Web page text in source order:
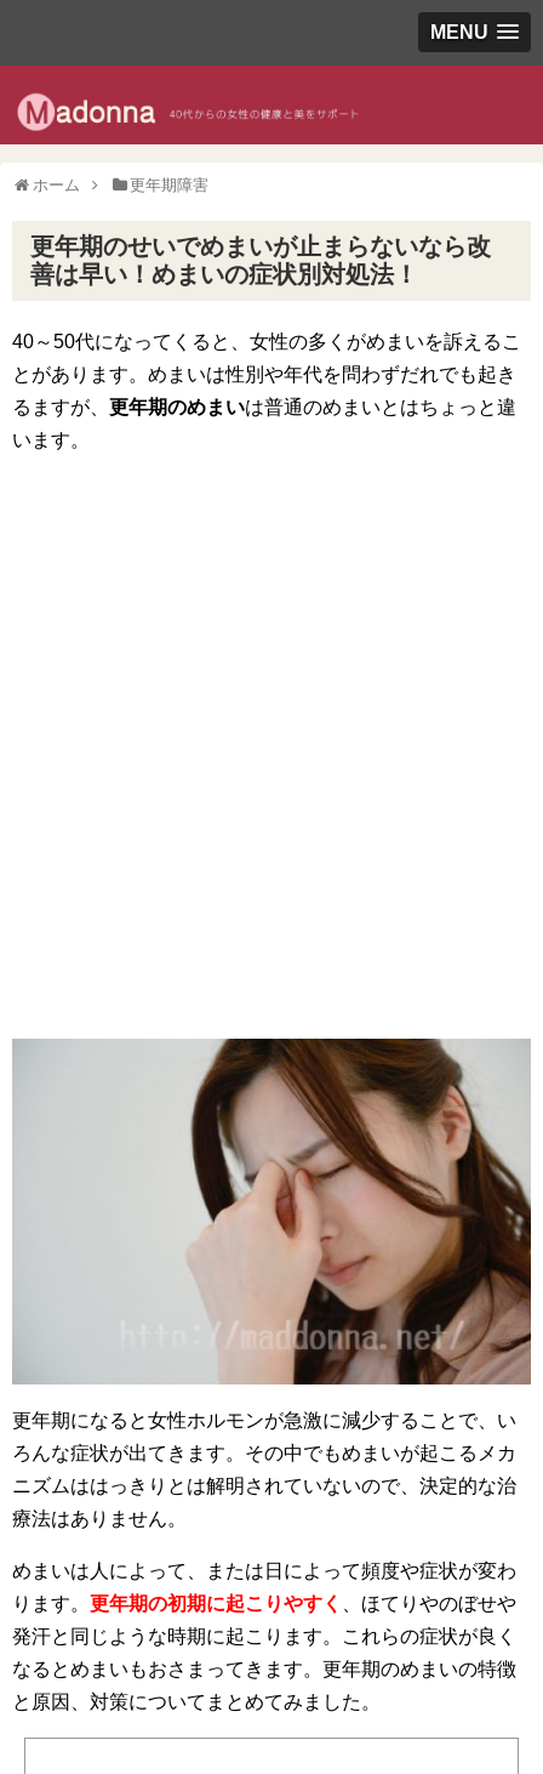
MENU
ホーム 更年期障害
更年期のせいでめまいが止まらないなら改
善は早い！めまいの症状別対処法！
40～50代になってくると、女性の多くがめまいを訴えるこ
とがあります。めまいは性別や年代を問わずだれでも起き
るますが、 更年期のめまいは普通のめまいとはちょっと違
います。
更年期になると女性ホルモンが急激に減少することで、い
ろんな症状が出てきます。その中でもめまいが起こるメカ
ニズムははっきりとは解明されていないので、決定的な治
療法はありません。
めまいは人によって、または日によって頻度や症状が変わ
ります。 更年期の初期に起こりやすく
、ほてりやのぼせや
発汗と同じような時期に起こります。これらの症状が良く
なるとめまいもおさまってきます。更年期のめまいの特徴
と原因、対策についてまとめてみました。